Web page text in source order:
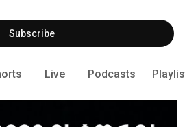
Subscribe
Live Podcasts